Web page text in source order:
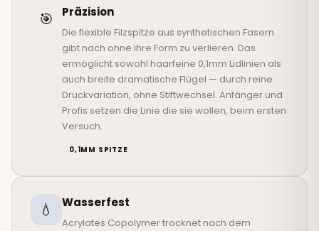
🎯 Präzision
Die flexible Filzspitze aus synthetischen Fasern
gibt nach ohne ihre Form zu verlieren. Das
ermöglicht sowohl haarfeine 0,1mm Lidlinien als
auch breite dramatische Flügel — durch reine
Druckvariation, ohne Stiftwechsel. Anfänger und
Profis setzen die Linie die sie wollen, beim ersten
Versuch.
0,1MM SPITZE
💧 Wasserfest
Acrylates Copolymer trocknet nach dem